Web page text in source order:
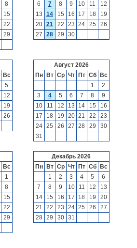
8
15
22
29
6
7 8 9 10 11
12
13
14 15 16 17 18
19
20
21 22 23 24 25
26
27
28 29 30
Вс
5
12
19
26
Август 2026
Пн
Вт Ср Чт Пт Сб
Вс
1
2
3
4 5 6 7 8
9
10
11 12 13 14 15
16
17
18 19 20 21 22
23
24
25 26 27 28 29
30
31
Вс
1
8
15
22
29
Декабрь 2026
Пн
Вт Ср Чт Пт Сб
Вс
1
2 3 4 5
6
7
8 9 10 11 12
13
14
15 16 17 18 19
20
21
22 23 24 25 26
27
28
29 30 31